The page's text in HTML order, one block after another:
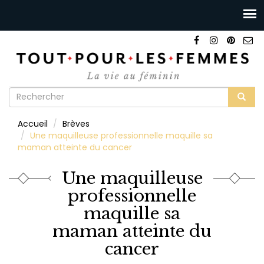
Formulaire
recherche
Accueil
Brèves
Une maquilleuse professionnelle maquille sa
maman atteinte du cancer
Une maquilleuse
professionnelle
maquille sa
maman atteinte du
cancer